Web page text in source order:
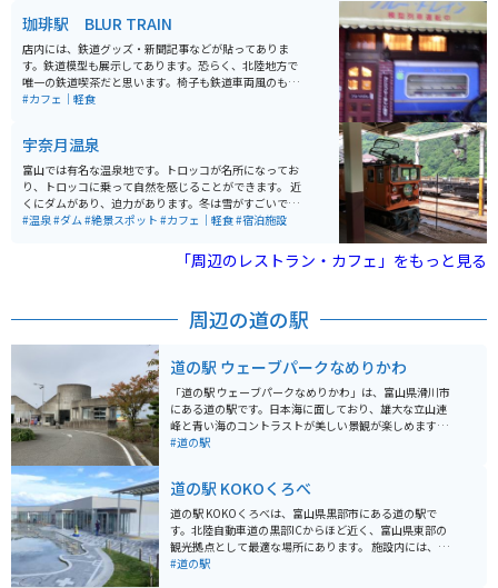
珈琲駅 BLUR TRAIN
店内には、鉄道グッズ・新聞記事などが貼ってありま
す。鉄道模型も展示してあります。恐らく、北陸地方で
唯一の鉄道喫茶だと思います。椅子も鉄道車両風のもの
でした。テレビ取材も多数来ているそうです。
#カフェ｜軽食
宇奈月温泉
富山では有名な温泉地です。トロッコが名所になってお
り、トロッコに乗って自然を感じることができます。 近
くにダムがあり、迫力があります。冬は雪がすごいです
が、絶景です。
#温泉#ダム#絶景スポット #カフェ｜軽食#宿泊施設
「周辺のレストラン・カフェ」をもっと見る
周辺の道の駅
道の駅 ウェーブパークなめりかわ
「道の駅 ウェーブパークなめりかわ」は、富山県滑川市
にある道の駅です。日本海に面しており、雄大な立山連
峰と青い海のコントラストが美しい景観が楽しめます。
新鮮な魚介類を販売する「海鮮市場」や、地元食材を使
では、滑川市の特産品であるホタルイカの発光ショーや
生態について学ぶことができます。 バイクで訪れる場
合、道の駅には広い駐車場が完備されているので安心で
す。富山湾沿岸を走る「シーサイドライン」は、景色が
良くツーリングにおすすめのルートです。道の駅で休憩
#道の駅
道の駅 KOKOくろべ
道の駅 KOKOくろべは、富山県黒部市にある道の駅で
す。北陸自動車道の黒部ICからほど近く、富山県東部の
観光拠点として最適な場所にあります。 施設内には、地
元の新鮮な野菜や果物を販売する「よんなな市場」や、
#道の駅